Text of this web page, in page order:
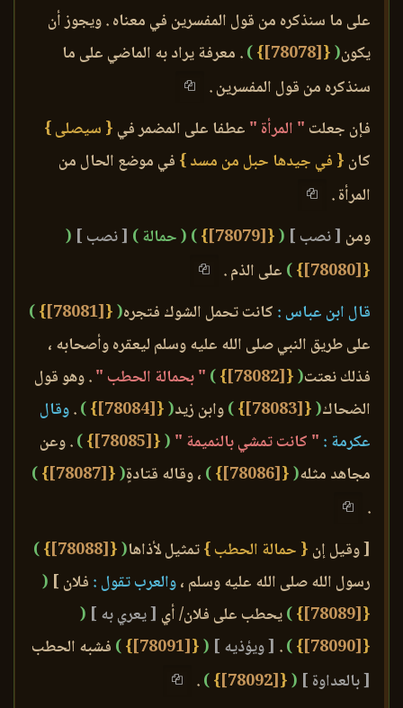
على ما سنذكره من قول المفسرين في معناه . ويجوز أن
يكون(
{
[78078]
}
). معرفة يراد به الماضي على ما
سنذكره من قول المفسرين .
فإن جعلت " المرأة " عطفا على المضمر في { سيصلى }
كان { في جيدها حبل من مسد } في موضع الحال من
المرأة .
ومن [ نصب ] (
{
[78079]
}
) ( حمالة ) [ نصب ] (
{
[78080]
}
) على الذم .
قال ابن عباس : كانت تحمل الشوك فتجره(
{
[78081]
}
)
على طريق النبي صلى الله عليه وسلم ليعقره وأصحابه ،
فذلك نعتت(
{
[78082]
}
) " بحمالة الحطب ". وهو قول
الضحاك(
{
[78083]
}
)وابن زيد(
{
[78084]
}
)
.وقال
عكرمة : " كانت تمشي بالنميمة " (
{
[78085]
}
). وعن
مجاهد مثله(
{
[78086]
}
) ، وقاله قتادةٍ(
{
[78087]
}
)
.
[ وقيل إن { حمالة الحطب }تمثيل لأذاها(
{
[78088]
}
)
رسول الله صلى الله عليه وسلم ،والعرب تقول : فلان ] (
{
[78089]
}
)يحطب على فلان/ أي [ يعري به ] (
{
[78090]
}
)
. [ ويؤذيه ] (
{
[78091]
}
) فشبه الحطب
[ بالعداوة ] (
{
[78092]
}
)
.